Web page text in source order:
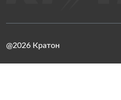
@2026 Кратон